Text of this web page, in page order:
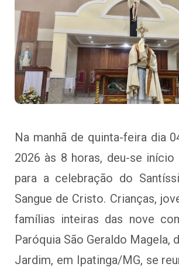
Na manhã de quinta-feira dia
2026 às 8 horas, deu-se início
para a celebração do
Sangue de Cristo. Crianças,
famílias inteiras das nove
Paróquia São Geraldo Magela,
Jardim, em Ipatinga/MG, se